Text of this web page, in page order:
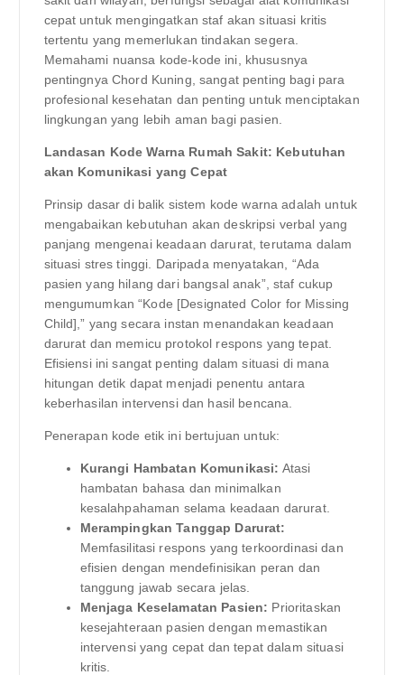
cepat untuk mengingatkan staf akan situasi kritis
tertentu yang memerlukan tindakan segera.
Memahami nuansa kode-kode ini, khususnya
pentingnya Chord Kuning, sangat penting bagi para
profesional kesehatan dan penting untuk menciptakan
lingkungan yang lebih aman bagi pasien.
Landasan Kode Warna Rumah Sakit: Kebutuhan
akan Komunikasi yang Cepat
Prinsip dasar di balik sistem kode warna adalah untuk
mengabaikan kebutuhan akan deskripsi verbal yang
panjang mengenai keadaan darurat, terutama dalam
situasi stres tinggi. Daripada menyatakan, “Ada
pasien yang hilang dari bangsal anak”, staf cukup
mengumumkan “Kode [Designated Color for Missing
Child],” yang secara instan menandakan keadaan
darurat dan memicu protokol respons yang tepat.
Efisiensi ini sangat penting dalam situasi di mana
hitungan detik dapat menjadi penentu antara
keberhasilan intervensi dan hasil bencana.
Penerapan kode etik ini bertujuan untuk:
Kurangi Hambatan Komunikasi: Atasi
hambatan bahasa dan minimalkan
kesalahpahaman selama keadaan darurat.
Merampingkan Tanggap Darurat:
Memfasilitasi respons yang terkoordinasi dan
efisien dengan mendefinisikan peran dan
tanggung jawab secara jelas.
Menjaga Keselamatan Pasien: Prioritaskan
kesejahteraan pasien dengan memastikan
intervensi yang cepat dan tepat dalam situasi
kritis.